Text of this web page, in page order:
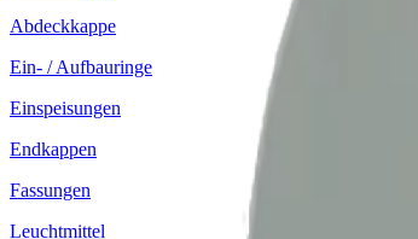
Abdeckkappe
Ein- / Aufbauringe
Einspeisungen
Endkappen
Fassungen
Leuchtmittel